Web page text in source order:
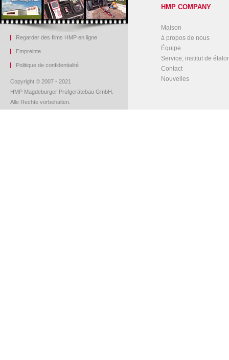
Regarder des films HMP en ligne
Empreinte
Politique de confidentialité
Copyright © 2007 - 2021
HMP Magdeburger Prüfgerätebau GmbH.
Alle Rechte vorbehalten.
HMP COMPANY
Maison
à propos de nous
Équipe
Service, institut de
Contact
Nouvelles